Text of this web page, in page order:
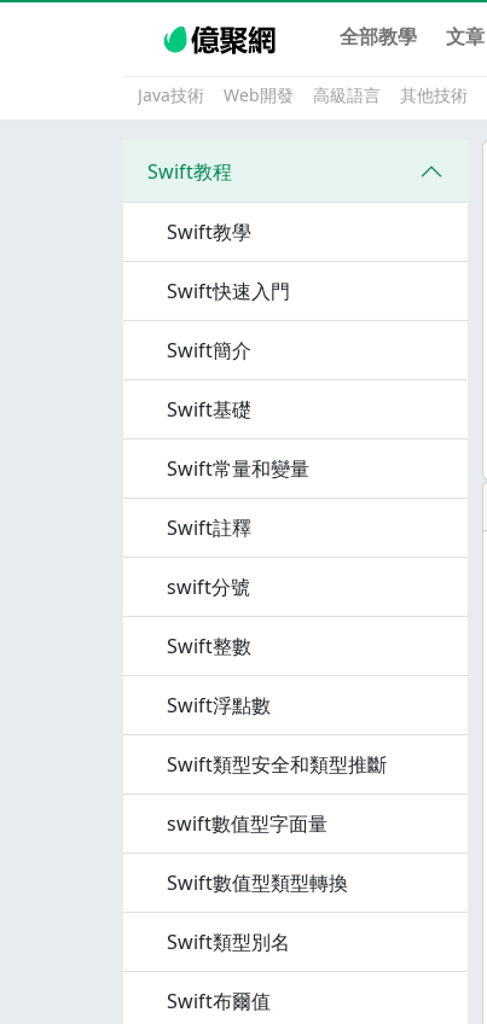
全部教學 文章
Java技術 Web開發 高級語言 其他技術
Swift教程
Swift教學
Swift快速入門
Swift簡介
Swift基礎
Swift常量和變量
Swift註釋
swift分號
Swift整數
Swift浮點數
Swift類型安全和類型推斷
swift數值型字面量
Swift數值型類型轉換
Swift類型別名
Swift布爾值